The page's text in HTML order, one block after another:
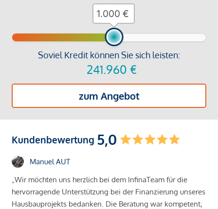
Soviel Kredit können Sie sich leisten:
241.960 €
zum Angebot
€
Kundenbewertung 5,0
Manuel AUT
„Wir möchten uns herzlich bei dem InfinaTeam für die
hervorragende Unterstützung bei der Finanzierung unseres
Hausbauprojekts bedanken. Die Beratung war kompetent,